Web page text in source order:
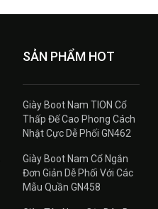
SẢN PHẨM HOT
Giày Boot Nam TION Cổ
Thấp Đế Cao Phong Cách
Nhật Cực Dễ Phối GN462
Giày Boot Nam Cổ Ngắn
Đơn Giản Dễ Phối Với Các
Mẫu Quần GN458